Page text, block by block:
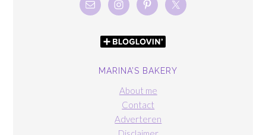
MARINA’S BAKERY
About me
Contact
Adverteren